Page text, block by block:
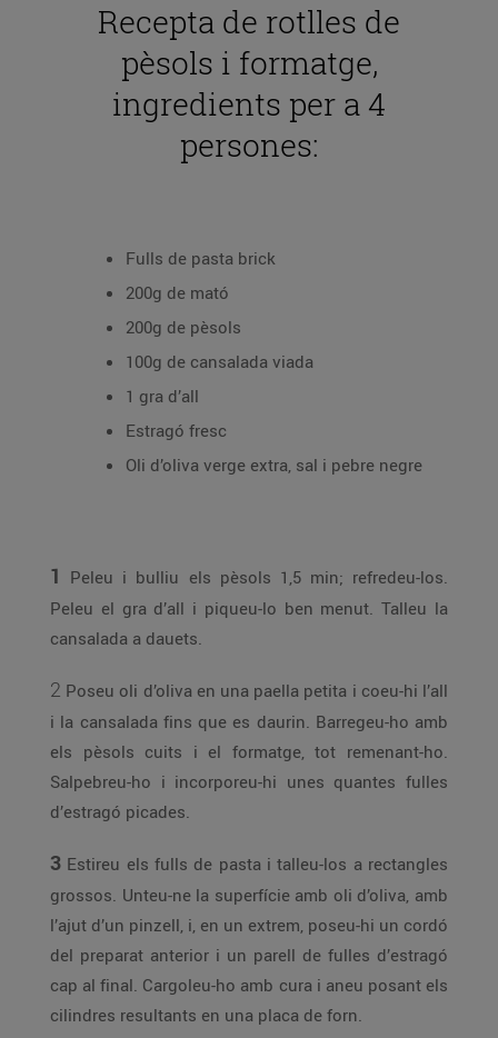
Recepta de rotlles de
pèsols i formatge,
ingredients per a 4
persones:
Fulls de pasta brick
200g de mató
200g de pèsols
100g de cansalada viada
1 gra d’all
Estragó fresc
Oli d’oliva verge extra, sal i pebre negre
1 Peleu i bulliu els pèsols 1,5 min; refredeu-los.
Peleu el gra d’all i piqueu-lo ben menut. Talleu la
cansalada a dauets.
2 Poseu oli d’oliva en una paella petita i coeu-hi l’all
i la cansalada fins que es daurin. Barregeu-ho amb
els pèsols cuits i el formatge, tot remenant-ho.
Salpebreu-ho i incorporeu-hi unes quantes fulles
d’estragó picades.
3 Estireu els fulls de pasta i talleu-los a rectangles
grossos. Unteu-ne la superfície amb oli d’oliva, amb
l’ajut d’un pinzell, i, en un extrem, poseu-hi un cordó
del preparat anterior i un parell de fulles d’estragó
cap al final. Cargoleu-ho amb cura i aneu posant els
cilindres resultants en una placa de forn.